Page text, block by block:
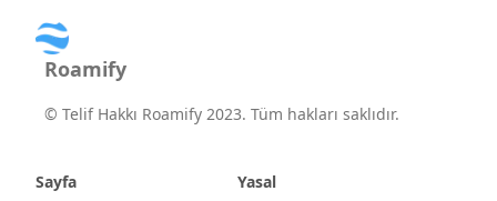
Roamify
© Telif Hakkı Roamify 2023. Tüm hakları saklıdır.
Sayfa
Yasal